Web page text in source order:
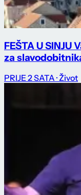
FEŠTA U
za
PRIJE 2 SATA · Život